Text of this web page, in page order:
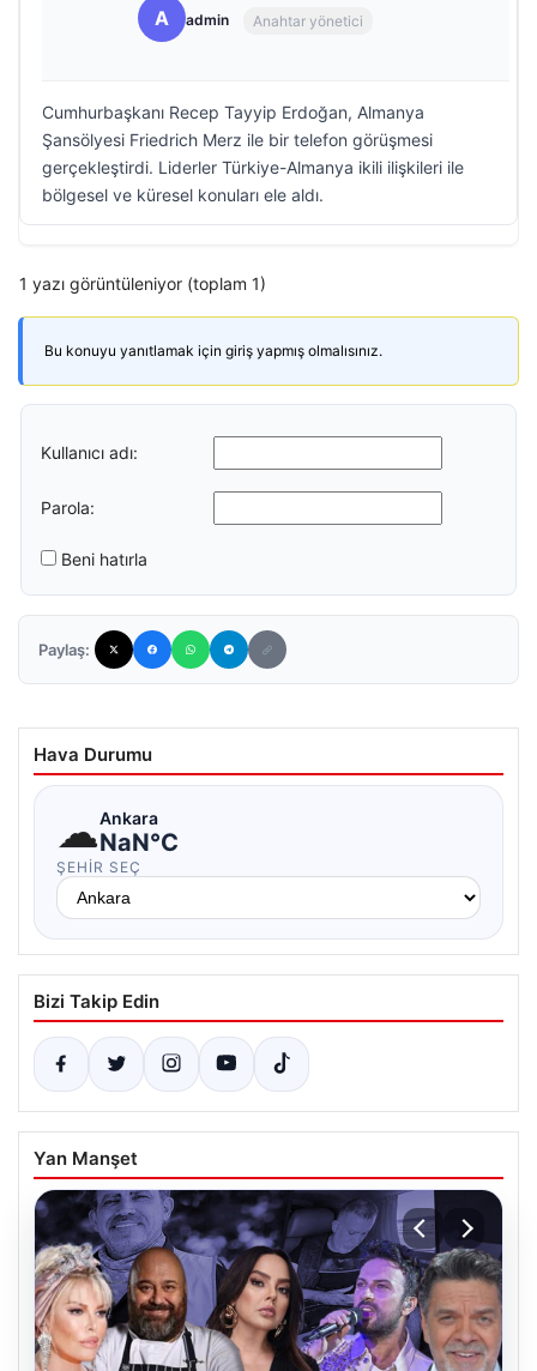
A admin Anahtar yönetici
Cumhurbaşkanı Recep Tayyip Erdoğan, Almanya
Şansölyesi Friedrich Merz ile bir telefon görüşmesi
gerçekleştirdi. Liderler Türkiye-Almanya ikili ilişkileri ile
bölgesel ve küresel konuları ele aldı.
1 yazı görüntüleniyor (toplam 1)
Bu konuyu yanıtlamak için giriş yapmış olmalısınız.
Kullanıcı adı:
Parola:
Beni hatırla
Paylaş:
Hava Durumu
☁Ankara
NaN°C
ŞEHIR SEÇ
Bizi Takip Edin
Yan Manşet